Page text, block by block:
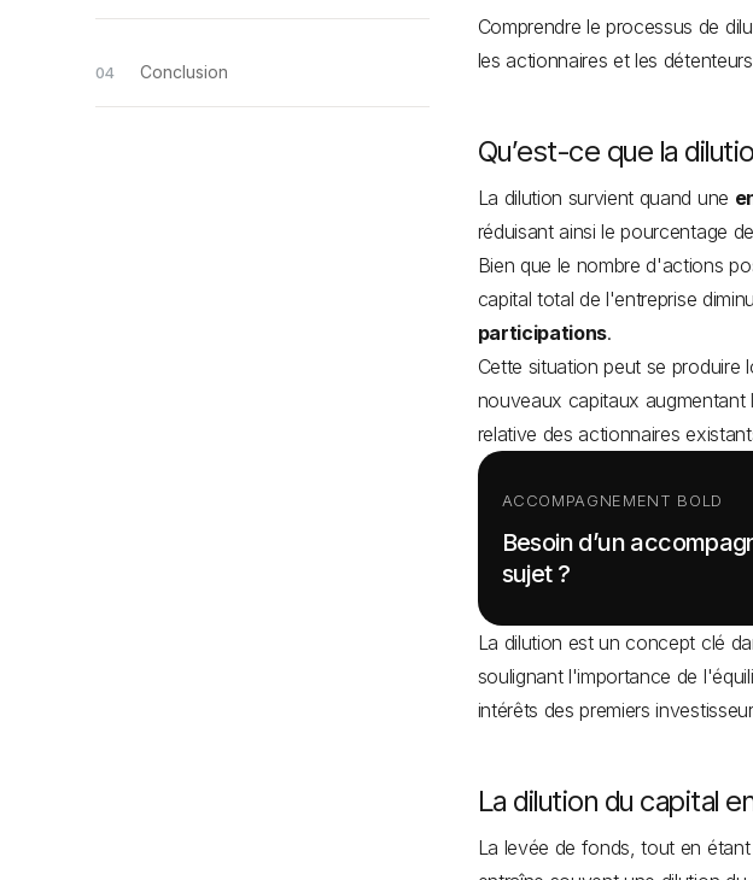
Conclusion
Comprendre le processus de
les actionnaires et les
Qu’est-ce que la
La dilution survient quand une
réduisant ainsi le pourcentage
Bien que le nombre d'actions
capital total de l'entreprise
participations.
Cette situation peut se
nouveaux capitaux augmentant
relative des actionnaires
ACCOMPAGNEMENT BOLD
Besoin d’un
sujet ?
La dilution est un concept clé
soulignant l'importance de
intérêts des premiers
La dilution du capital
La levée de fonds, tout en